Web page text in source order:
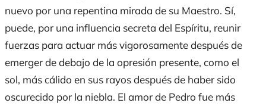
nuevo por una repentina mirada de su Maestro. Sí,
puede, por una influencia secreta del Espíritu, reunir
fuerzas para actuar más vigorosamente después de
emerger de debajo de la opresión presente, como el
sol, más cálido en sus rayos después de haber sido
oscurecido por la niebla. El amor de Pedro fue más